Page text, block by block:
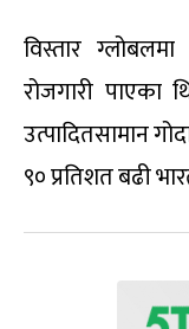
विस्तार
रोजगारी पाएका
उत्पादितसामान
९० प्रतिशत बढी